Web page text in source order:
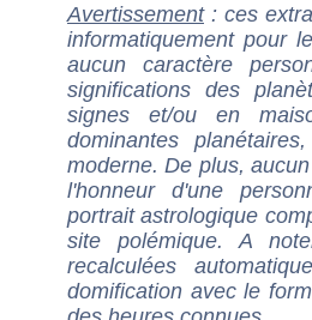
Avertissement: ces
informatiquement pour
aucun caractère
significations des
signes et/ou en
dominantes
moderne. De plus,
l'honneur d'une
portrait astrologique
site polémique. A
recalculées
domification avec le